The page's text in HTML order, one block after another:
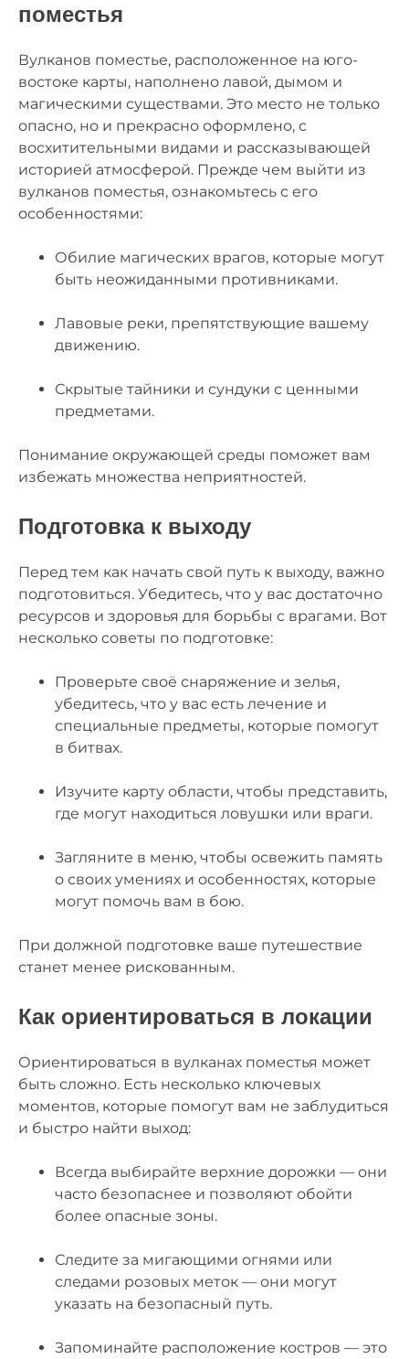
поместья
Вулканов поместье, расположенное на юго-
востоке карты, наполнено лавой, дымом и
магическими существами. Это место не только
опасно, но и прекрасно оформлено, с
восхитительными видами и рассказывающей
историей атмосферой. Прежде чем выйти из
вулканов поместья, ознакомьтесь с его
особенностями:
Обилие магических врагов, которые могут
быть неожиданными противниками.
Лавовые реки, препятствующие вашему
движению.
Скрытые тайники и сундуки с ценными
предметами.
Понимание окружающей среды поможет вам
избежать множества неприятностей.
Подготовка к выходу
Перед тем как начать свой путь к выходу, важно
подготовиться. Убедитесь, что у вас достаточно
ресурсов и здоровья для борьбы с врагами. Вот
несколько советы по подготовке:
Проверьте своё снаряжение и зелья,
убедитесь, что у вас есть лечение и
специальные предметы, которые помогут
в битвах.
Изучите карту области, чтобы представить,
где могут находиться ловушки или враги.
Загляните в меню, чтобы освежить память
о своих умениях и особенностях, которые
могут помочь вам в бою.
При должной подготовке ваше путешествие
станет менее рискованным.
Как ориентироваться в локации
Ориентироваться в вулканах поместья может
быть сложно. Есть несколько ключевых
моментов, которые помогут вам не заблудиться
и быстро найти выход:
Всегда выбирайте верхние дорожки — они
часто безопаснее и позволяют обойти
более опасные зоны.
Следите за мигающими огнями или
следами розовых меток — они могут
указать на безопасный путь.
Запоминайте расположение костров — это